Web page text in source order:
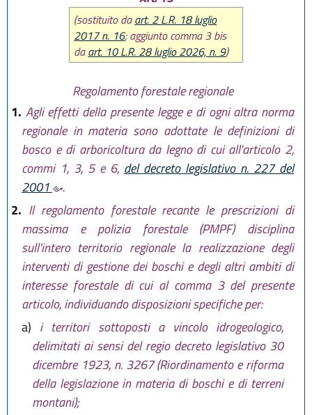
(sostituito daart. 2 L.R. 18 luglio
2017 n. 16; aggiunto comma 3 bis
daart. 10 L.R. 28 luglio 2026, n. 9)
Regolamento forestale regionale
1. Agli effetti della presente legge e di ogni altra norma
regionale in materia sono adottate le definizioni di
bosco e di arboricoltura da legno di cui all'articolo 2,
commi 1, 3, 5 e 6, del decreto legislativo n. 227 del
2001
.
2. Il regolamento forestale recante le prescrizioni di
massima e polizia forestale (PMPF) disciplina
sull'intero territorio regionale la realizzazione degli
interventi di gestione dei boschi e degli altri ambiti di
interesse forestale di cui al comma 3 del presente
articolo, individuando disposizioni specifiche per:
a) i territori sottoposti a vincolo idrogeologico,
delimitati ai sensi del regio decreto legislativo 30
dicembre 1923, n. 3267 (Riordinamento e riforma
della legislazione in materia di boschi e di terreni
montani);